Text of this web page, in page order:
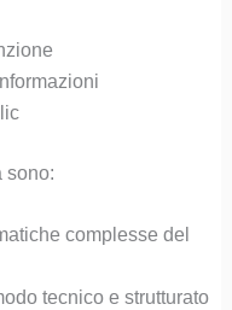
sono:
complesse del
tecnico e strutturato